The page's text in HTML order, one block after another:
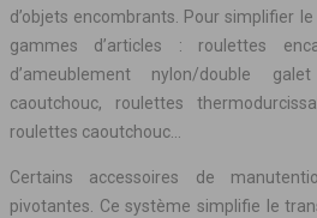
d’objets encombrants. Pour simplifier
gammes d’articles : roulettes
d’ameublement nylon/double
caoutchouc, roulettes
roulettes caoutchouc…
Certains accessoires de
pivotantes. Ce système simplifie le